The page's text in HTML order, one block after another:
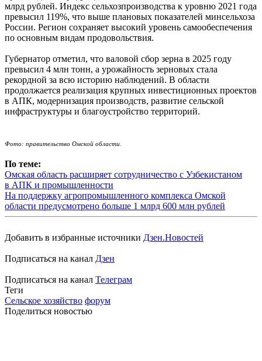
млрд рублей. Индекс сельхозпроизводства к уровню 2021 года
превысил 119%, что выше плановых показателей минсельхоза
России. Регион сохраняет высокий уровень самообеспечения
по основным видам продовольствия.
Губернатор отметил, что валовой сбор зерна в 2025 году
превысил 4 млн тонн, а урожайность зерновых стала
рекордной за всю историю наблюдений. В области
продолжается реализация крупных инвестиционных проектов
в АПК, модернизация производств, развитие сельской
инфраструктуры и благоустройство территорий.
Фото: правительство Омской области.
По теме:
Омская область расширяет сотрудничество с Узбекистаном
в АПК и промышленности
На поддержку агропромышленного комплекса Омской
области предусмотрено больше 1 млрд 600 млн рублей
Добавить в избранные источники Дзен.Новостей
Подписаться на канал Дзен
Подписаться на канал Телеграм
Теги
Сельское хозяйство форум
Поделиться новостью